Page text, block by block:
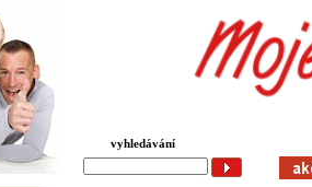
vyhledávání